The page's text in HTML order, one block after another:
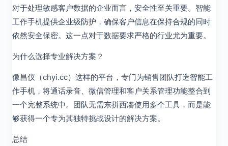
对于处理敏感客户数据的企业而言，安全性至关重要。智能
工作手机提供企业级防护，确保客户信息在保持合规的同时
依然安全保密。这一点对于数据要求严格的行业尤为重要。
为什么选择专业解决方案？
像昌仪（chyi.cc）这样的平台，专门为销售团队打造智能工
作手机，将通话录音、微信管理和客户关系管理功能整合到
一个完整系统中。团队无需东拼西凑使用多个工具，而是能
够获得一个专为其独特挑战设计的解决方案。
总结